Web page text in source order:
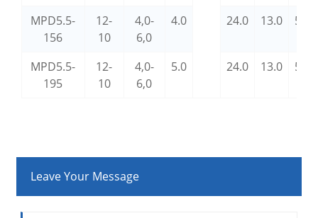
MPD5.5-
156
12-
10
4,0-
6,0
4.0 24.0 13.0 5.6
MPD5.5-
195
12-
10
4,0-
6,0
5.0 24.0 13.0 5.6
Leave Your Message